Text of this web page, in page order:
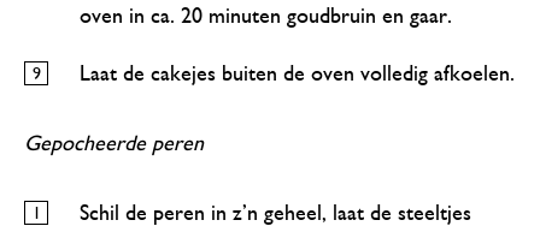
oven in ca. 20 minuten goudbruin en gaar.
Laat de cakejes buiten de oven volledig afkoelen.
Gepocheerde peren
Schil de peren in z’n geheel, laat de steeltjes